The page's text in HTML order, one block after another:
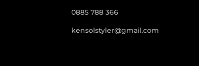
0885 788 366
kensolstyler@gmail.com